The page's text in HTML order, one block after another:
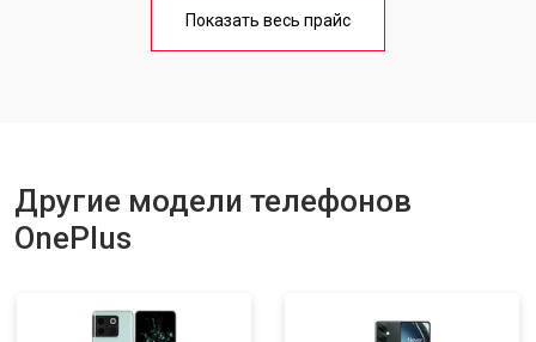
Ремонт цепи питания от 3200 ₽
Показать весь прайс
Другие модели телефонов
OnePlus